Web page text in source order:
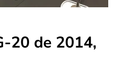
20 de 2014,